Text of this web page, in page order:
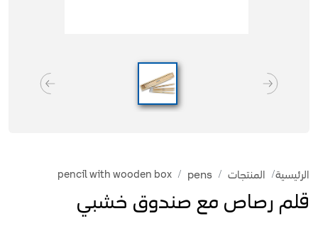
الرئيسية المنتجات pens
pencil with wooden box
قلم رصاص مع صندوق خشبي